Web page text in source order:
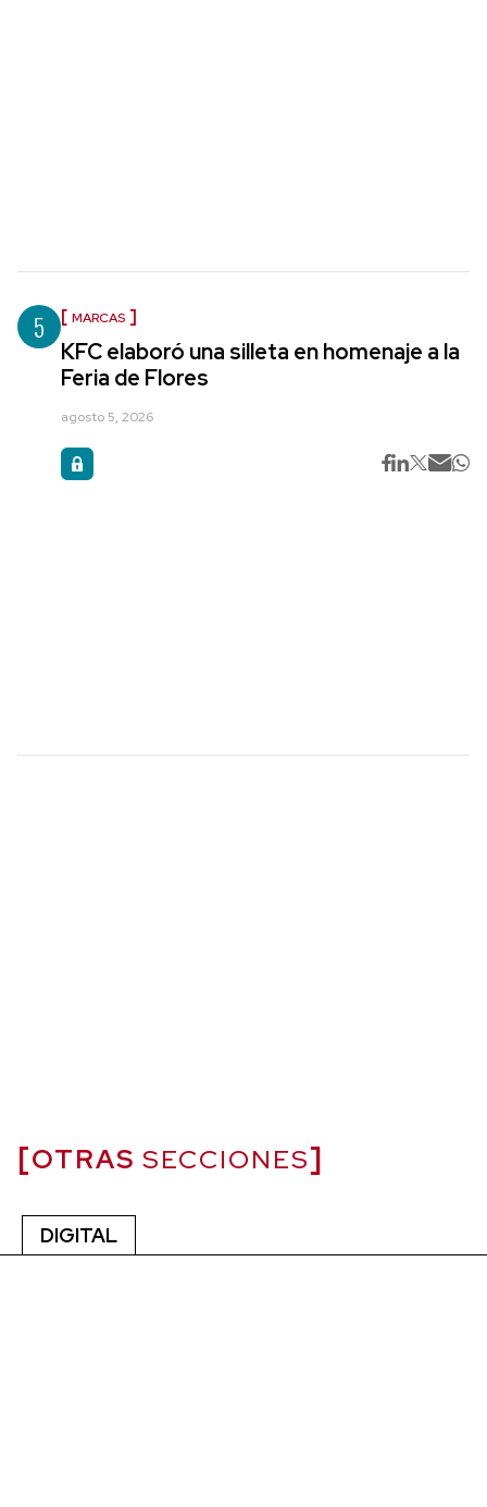
5 MARCAS
KFC elaboró una silleta en homenaje a la
Feria de Flores
agosto 5, 2026
OTRAS SECCIONES
DIGITAL